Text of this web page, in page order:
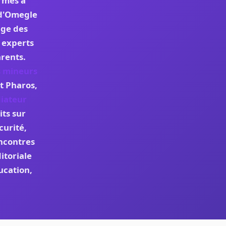
des
mineurs
Pharos,
sur